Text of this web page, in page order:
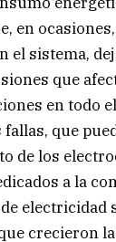
en
el sistema,
que
en todo
fallas, que
de los
a la
electricidad
crecieron